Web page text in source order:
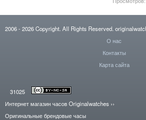
2006- 2026Copyright. All Rights Reserved.
О нас
Контакты
Карта сайта
31025
Интернет магазин часов Originalwatches ››
Оригинальные брендовые часы